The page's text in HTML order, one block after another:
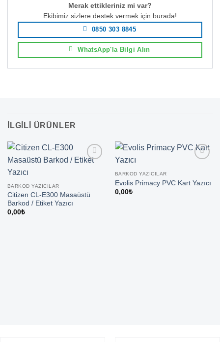
Merak ettikleriniz mi var?
Ekibimiz sizlere destek vermek için burada!
0850 303 8845
WhatsApp'la Bilgi Alın
İLGILI ÜRÜNLER
BARKOD YAZICILAR
Citizen CL-E300 Masaüstü
Barkod / Etiket Yazıcı
0,00₺
BARKOD YAZICILAR
Evolis Primacy PVC Kart Yazıcı
0,00₺